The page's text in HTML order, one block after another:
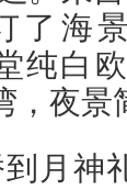
了海
纯白
，夜景
月神